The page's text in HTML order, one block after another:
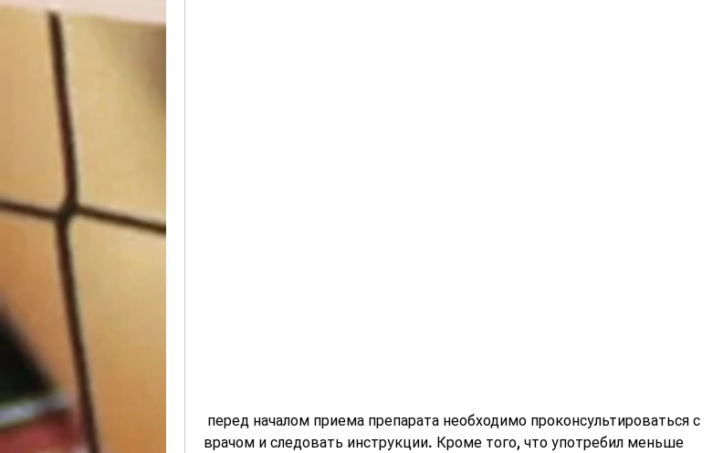
врачом и следовать инструкции. Кроме того, что употребил меньше